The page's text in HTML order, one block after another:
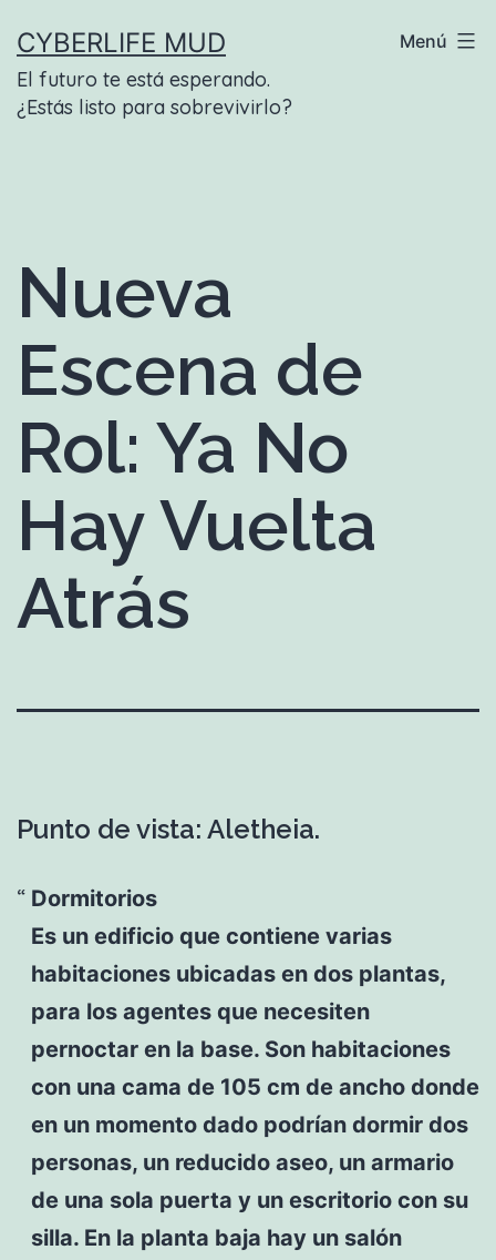
contenido
CYBERLIFE MUD
El futuro te está esperando.
¿Estás listo para sobrevivirlo?
Menú
Nueva
Escena de
Rol: Ya No
Hay Vuelta
Atrás
Punto de vista: Aletheia.
Dormitorios
Es un edificio que contiene varias
habitaciones ubicadas en dos plantas,
para los agentes que necesiten
pernoctar en la base. Son habitaciones
con una cama de 105 cm de ancho donde
en un momento dado podrían dormir dos
personas, un reducido aseo, un armario
de una sola puerta y un escritorio con su
silla. En la planta baja hay un salón